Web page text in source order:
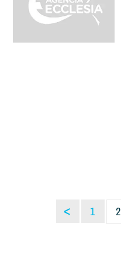
< 1 2